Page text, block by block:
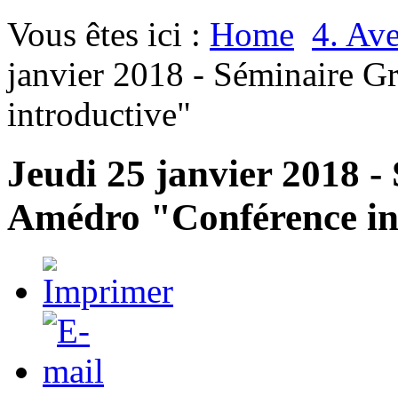
Vous êtes ici : Home 4.
janvier 2018 - Séminaire
introductive"
Jeudi 25 janvier 2018
Amédro "Conférence